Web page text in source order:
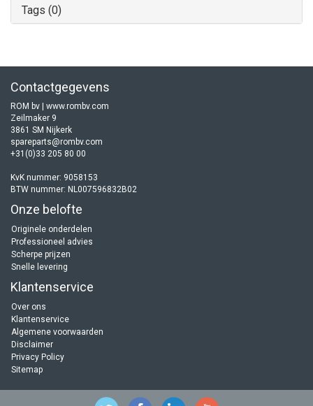
Tags (0)
Contactgegevens
ROM bv | www.rombv.com
Zeilmaker 9
3861 SM Nijkerk
spareparts@rombv.com
+31(0)33 205 80 00
KvK nummer: 9058153
BTW nummer: NL007596832B02
Onze belofte
Originele onderdelen
Professioneel advies
Scherpe prijzen
Snelle levering
Klantenservice
Over ons
Klantenservice
Algemene voorwaarden
Disclaimer
Privacy Policy
Sitemap